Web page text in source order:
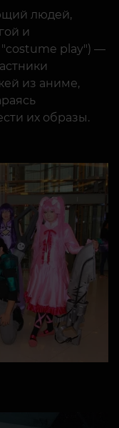
людей,
и
"costume play") —
из аниме,
их образы.